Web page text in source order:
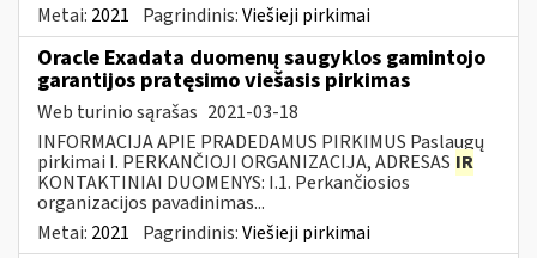
Metai: 2021 Pagrindinis:Viešieji pirkimai
Oracle Exadata duomenų saugyklos gamintojo
garantijos pratęsimo viešasis pirkimas
Web turinio sąrašas 2021-03-18
INFORMACIJA APIE PRADEDAMUS PIRKIMUS Paslaugų
pirkimai I. PERKANČIOJI ORGANIZACIJA, ADRESAS IR
KONTAKTINIAI DUOMENYS: I.1. Perkančiosios
organizacijos pavadinimas...
Metai: 2021 Pagrindinis:Viešieji pirkimai